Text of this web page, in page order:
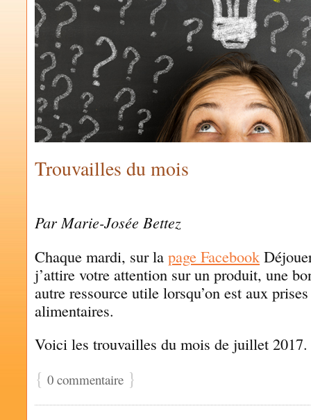
Trouvailles du mois
Par Marie-Josée Bettez
Chaque mardi, sur la page Facebook
j’attire votre attention sur un produit, une
autre ressource utile lorsqu’on est aux
alimentaires.
Voici les trouvailles du mois de juillet 2017.
{ 0 commentaire }